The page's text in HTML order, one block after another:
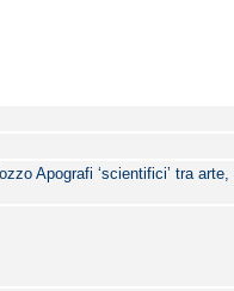
Apografi ‘scientifici’ tra